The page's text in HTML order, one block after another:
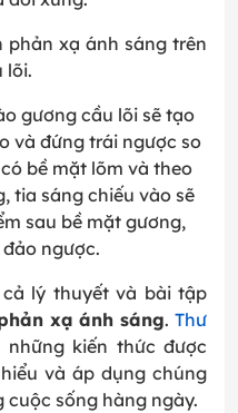
phản xạ ánh sáng trên
lõi.
gương cầu lõi sẽ tạo
và đứng trái ngược so
bề mặt lõm và theo
tia sáng chiếu vào sẽ
sau bề mặt gương,
ngược.
lý thuyết và bài tập
xạ ánh sáng.Thư
kiến thức được
và áp dụng chúng
sống hàng ngày.